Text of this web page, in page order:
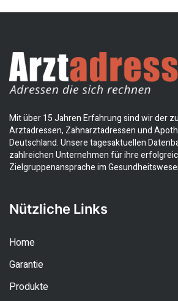
Mit über 15 Jahren Erfahrung sind wir der
Arztadressen, Zahnarztadressen und
Deutschland. Unsere tagesaktuellen
zahlreichen Unternehmen für ihre
Zielgruppenansprache im
Nützliche Links
Home
Garantie
Produkte